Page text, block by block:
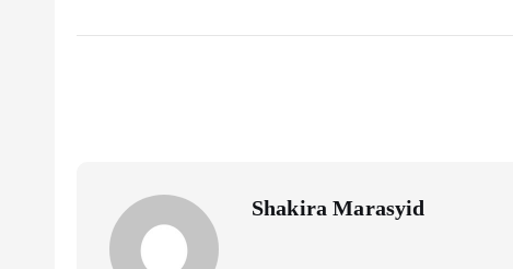
eb itt ai ts p
re
Shakira Marasyid